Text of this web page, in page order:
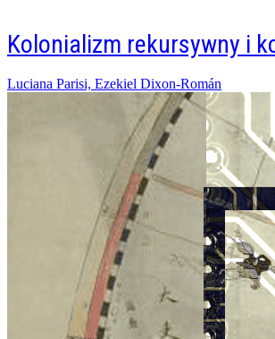
Kolonializm rekursywny i
Posted
14/02/2024
01/11/2024
Luciana Parisi, Ezekiel Dixon-Román